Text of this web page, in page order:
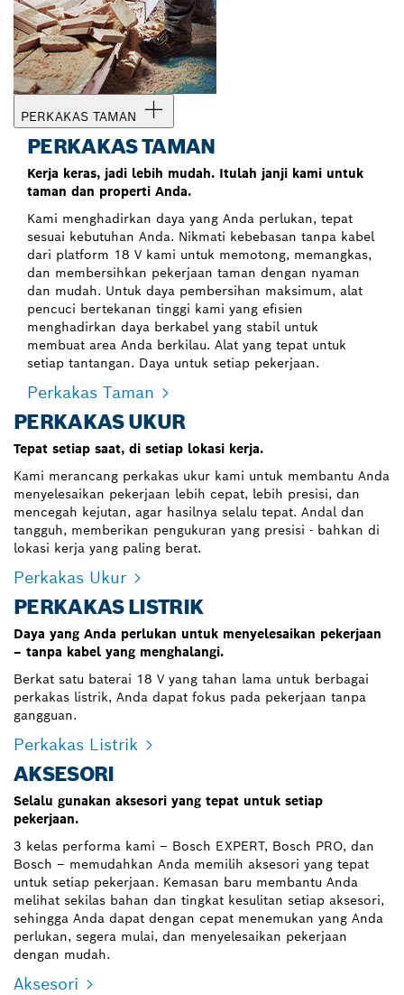
PERKAKAS TAMAN
PERKAKAS TAMAN
Kerja keras, jadi lebih mudah. Itulah janji kami untuk
taman dan properti Anda.
Kami menghadirkan daya yang Anda perlukan, tepat
sesuai kebutuhan Anda. Nikmati kebebasan tanpa kabel
dari platform 18 V kami untuk memotong, memangkas,
dan membersihkan pekerjaan taman dengan nyaman
dan mudah. Untuk daya pembersihan maksimum, alat
pencuci bertekanan tinggi kami yang efisien
menghadirkan daya berkabel yang stabil untuk
membuat area Anda berkilau. Alat yang tepat untuk
setiap tantangan. Daya untuk setiap pekerjaan.
Perkakas Taman
PERKAKAS UKUR
Tepat setiap saat, di setiap lokasi kerja.
Kami merancang perkakas ukur kami untuk membantu Anda
menyelesaikan pekerjaan lebih cepat, lebih presisi, dan
mencegah kejutan, agar hasilnya selalu tepat. Andal dan
tangguh, memberikan pengukuran yang presisi - bahkan di
lokasi kerja yang paling berat.
Perkakas Ukur
PERKAKAS LISTRIK
Daya yang Anda perlukan untuk menyelesaikan pekerjaan
– tanpa kabel yang menghalangi.
Berkat satu baterai 18 V yang tahan lama untuk berbagai
perkakas listrik, Anda dapat fokus pada pekerjaan tanpa
gangguan.
Perkakas Listrik
AKSESORI
Selalu gunakan aksesori yang tepat untuk setiap
pekerjaan.
3 kelas performa kami – Bosch EXPERT, Bosch PRO, dan
Bosch – memudahkan Anda memilih aksesori yang tepat
untuk setiap pekerjaan. Kemasan baru membantu Anda
melihat sekilas bahan dan tingkat kesulitan setiap aksesori,
sehingga Anda dapat dengan cepat menemukan yang Anda
perlukan, segera mulai, dan menyelesaikan pekerjaan
dengan mudah.
Aksesori